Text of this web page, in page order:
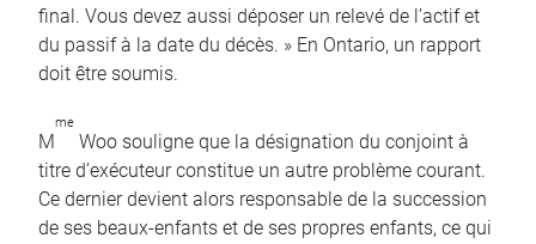
final. Vous devez aussi déposer un relevé de l’actif et
du passif à la date du décès. » En Ontario, un rapport
doit être soumis.
M
me
Woo souligne que la désignation du conjoint à
titre d’exécuteur constitue un autre problème courant.
Ce dernier devient alors responsable de la succession
de ses beaux-enfants et de ses propres enfants, ce qui